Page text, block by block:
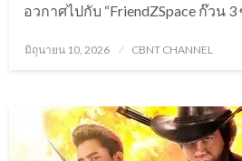
อวกาศไปกับ “FriendZSpace ก๊วน
Posted
on
มิถุนายน 10, 2026 CBNT CHANNEL